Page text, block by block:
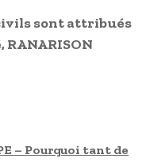
sont attribués
RANARISON
– Pourquoi tant de